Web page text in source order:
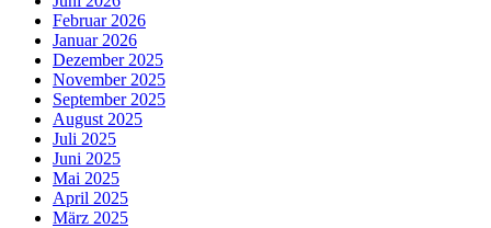
Februar 2026
Januar 2026
Dezember 2025
November 2025
September 2025
August 2025
Juli 2025
Juni 2025
Mai 2025
April 2025
März 2025